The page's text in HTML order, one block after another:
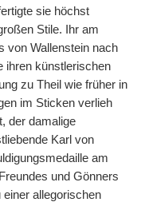
sie höchst
Stile. Ihr am
von Wallenstein nach
ihren künstlerischen
zu Theil wie früher in
im Sticken verlieh
der damalige
Karl von
am
und Gönners
allegorischen